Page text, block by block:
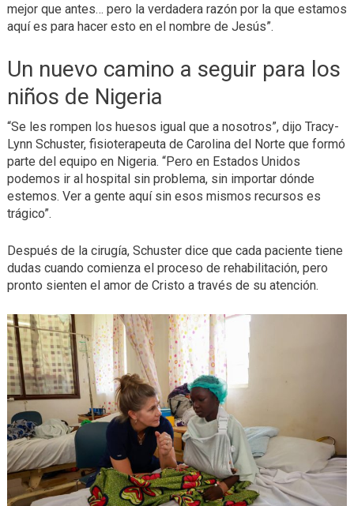
mejor que antes… pero la verdadera razón por la que estamos
aquí es para hacer esto en el nombre de Jesús”.
Un nuevo camino a seguir para los
niños de Nigeria
“Se les rompen los huesos igual que a nosotros”, dijo Tracy-
Lynn Schuster, fisioterapeuta de Carolina del Norte que formó
parte del equipo en Nigeria. “Pero en Estados Unidos
podemos ir al hospital sin problema, sin importar dónde
estemos. Ver a gente aquí sin esos mismos recursos es
trágico”.
Después de la cirugía, Schuster dice que cada paciente tiene
dudas cuando comienza el proceso de rehabilitación, pero
pronto sienten el amor de Cristo a través de su atención.